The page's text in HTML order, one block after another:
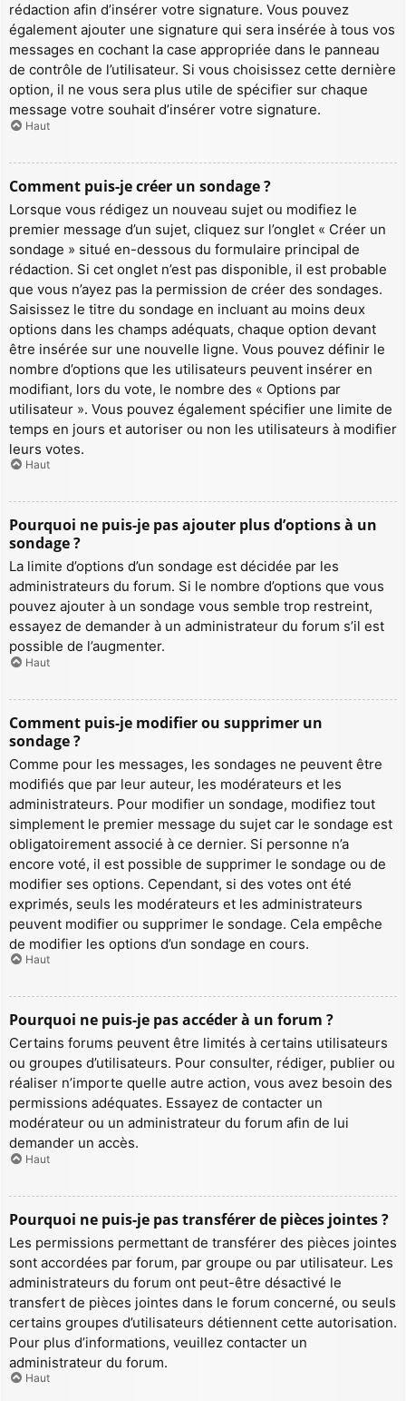
rédaction afin d’insérer votre signature. Vous pouvez
également ajouter une signature qui sera insérée à tous vos
messages en cochant la case appropriée dans le panneau
de contrôle de l’utilisateur. Si vous choisissez cette dernière
option, il ne vous sera plus utile de spécifier sur chaque
message votre souhait d’insérer votre signature.
Haut
Comment puis-je créer un sondage ?
Lorsque vous rédigez un nouveau sujet ou modifiez le
premier message d’un sujet, cliquez sur l’onglet « Créer un
sondage » situé en-dessous du formulaire principal de
rédaction. Si cet onglet n’est pas disponible, il est probable
que vous n’ayez pas la permission de créer des sondages.
Saisissez le titre du sondage en incluant au moins deux
options dans les champs adéquats, chaque option devant
être insérée sur une nouvelle ligne. Vous pouvez définir le
nombre d’options que les utilisateurs peuvent insérer en
modifiant, lors du vote, le nombre des « Options par
utilisateur ». Vous pouvez également spécifier une limite de
temps en jours et autoriser ou non les utilisateurs à modifier
leurs votes.
Haut
Pourquoi ne puis-je pas ajouter plus d’options à un
sondage ?
La limite d’options d’un sondage est décidée par les
administrateurs du forum. Si le nombre d’options que vous
pouvez ajouter à un sondage vous semble trop restreint,
essayez de demander à un administrateur du forum s’il est
possible de l’augmenter.
Haut
Comment puis-je modifier ou supprimer un
sondage ?
Comme pour les messages, les sondages ne peuvent être
modifiés que par leur auteur, les modérateurs et les
administrateurs. Pour modifier un sondage, modifiez tout
simplement le premier message du sujet car le sondage est
obligatoirement associé à ce dernier. Si personne n’a
encore voté, il est possible de supprimer le sondage ou de
modifier ses options. Cependant, si des votes ont été
exprimés, seuls les modérateurs et les administrateurs
peuvent modifier ou supprimer le sondage. Cela empêche
de modifier les options d’un sondage en cours.
Haut
Pourquoi ne puis-je pas accéder à un forum ?
Certains forums peuvent être limités à certains utilisateurs
ou groupes d’utilisateurs. Pour consulter, rédiger, publier ou
réaliser n’importe quelle autre action, vous avez besoin des
permissions adéquates. Essayez de contacter un
modérateur ou un administrateur du forum afin de lui
demander un accès.
Haut
Pourquoi ne puis-je pas transférer de pièces jointes ?
Les permissions permettant de transférer des pièces jointes
sont accordées par forum, par groupe ou par utilisateur. Les
administrateurs du forum ont peut-être désactivé le
transfert de pièces jointes dans le forum concerné, ou seuls
certains groupes d’utilisateurs détiennent cette autorisation.
Pour plus d’informations, veuillez contacter un
administrateur du forum.
Haut